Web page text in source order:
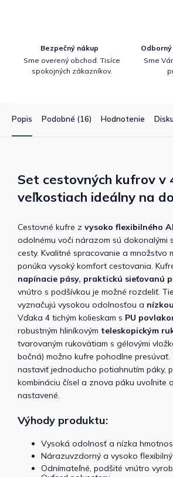
Bezpečný nákup
Sme overený obchod. Tisíce
spokojných zákazníkov.
Sme
Popis Podobné (16) Hodnotenie
Set cestovných kufrov v
veľkostiach ideálny na
Cestovné kufre z vysoko flexibilného
odolnému voči nárazom sú dokonalými
cesty. Kvalitné spracovanie a množstvo
ponúka vysoký komfort cestovania.
napínacie pásy, praktickú sieťovanú
vnútro s podšívkou je možné rozdeliť.
vyznačujú vysokou odolnosťou a
Vďaka 4 tichým kolieskam s PU
robustným hliníkovým teleskopickým
tvarovaným rukovätiam s gélovými
bočná) možno kufre pohodlne presúvať.
nastaviť jednoducho potiahnutím páky,
kombináciu čísel a znova páku uvoľnite
nastavené.
Výhody produktu:
Vysoká odolnosť a nízka
Nárazuvzdorný a vysoko
Odnímateľné, podšité vnútro